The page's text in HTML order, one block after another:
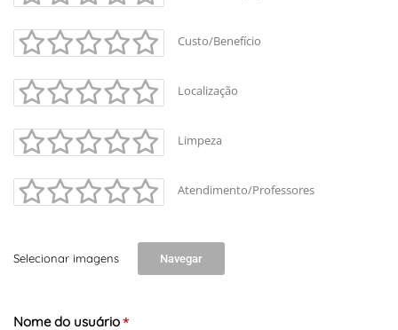
Custo/Benefício
Localização
Limpeza
Atendimento/Professores
Selecionar imagens Navegar
Nome do usuário*